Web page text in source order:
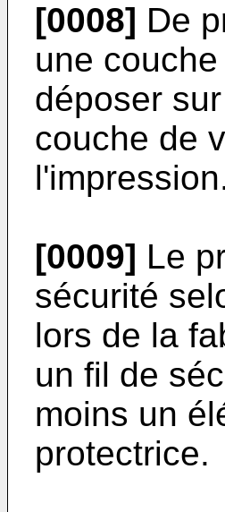
[0008] De
une
déposer
couche de
[0009] Le
sécurité
lors de la
un fil de
moins un
protectrice.